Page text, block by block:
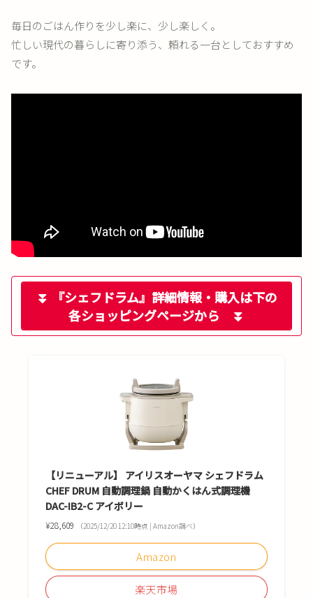
毎日のごはん作りを少し楽に、少し楽しく。
忙しい現代の暮らしに寄り添う、頼れる一台としておすすめ
です。
⏬ 『シェフドラム』詳細情報・購入は下の
各ショッピングページから ⏬
【リニューアル】 アイリスオーヤマ シェフドラム
CHEF DRUM 自動調理鍋 自動かくはん式調理機
DAC-IB2-C アイボリー
¥28,609 （2025/12/20 12:10時点 | Amazon調べ）
Amazon
楽天市場